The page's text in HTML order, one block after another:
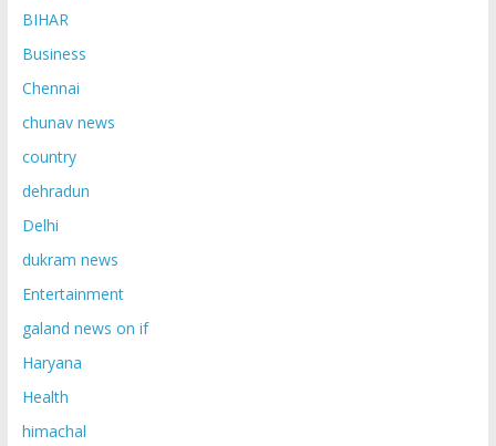
BIHAR
Business
Chennai
chunav news
country
dehradun
Delhi
dukram news
Entertainment
galand news on if
Haryana
Health
himachal